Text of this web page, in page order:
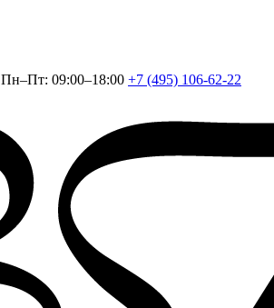
Пн–Пт: 09:00–18:00 +7 (495) 106-62-22